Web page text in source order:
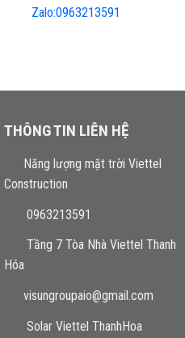
Zalo:0963213591
THÔNG TIN LIÊN HỆ
Năng lượng mặt trời Viettel
Construction
0963213591
Tầng 7 Tòa Nhà Viettel Thanh
Hóa
visungroupaio@gmail.com
Solar Viettel ThanhHoa